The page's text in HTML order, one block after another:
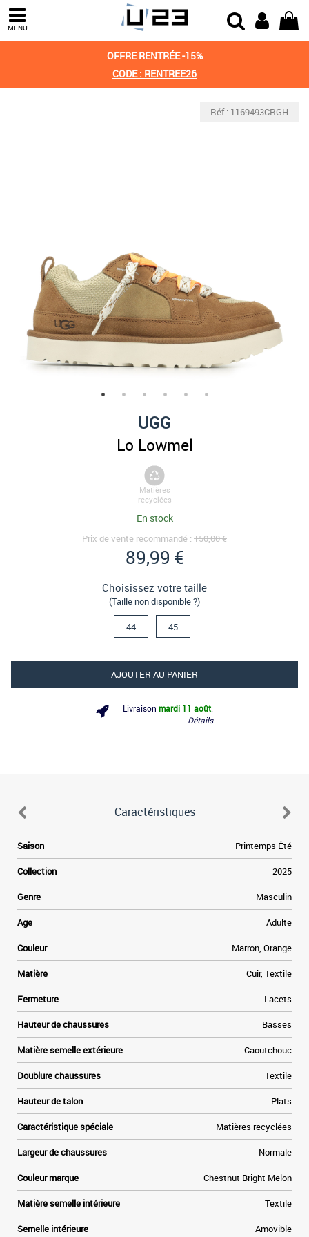
MENU
OFFRE RENTRÉE -15%
CODE : RENTREE26
Réf : 1169493CRGH
UGG
Lo Lowmel
Matières
recyclées
En stock
Prix de vente recommandé : 150,00 €
89,99 €
Choisissez votre taille
(Taille non disponible ?)
44 45
AJOUTER AU PANIER
Livraison mardi 11 août
Détails
Caractéristiques
Saison Printemps Été
Collection 2025
Genre Masculin
Age Adulte
Couleur Marron, Orange
Matière Cuir, Textile
Fermeture Lacets
Hauteur de chaussures Basses
Matière semelle extérieure Caoutchouc
Doublure chaussures Textile
Hauteur de talon Plats
Caractéristique spéciale Matières recyclées
Largeur de chaussures Normale
Couleur marque Chestnut Bright Melon
Matière semelle intérieure Textile
Semelle intérieure Amovible